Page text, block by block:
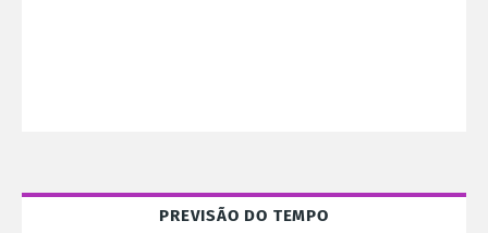
PREVISÃO DO TEMPO